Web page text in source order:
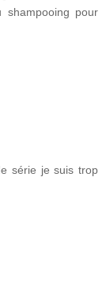
pour
série je suis trop